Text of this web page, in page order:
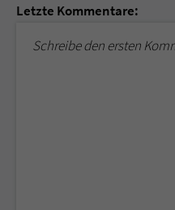
Letzte Kommentare:
Schreibe den ersten